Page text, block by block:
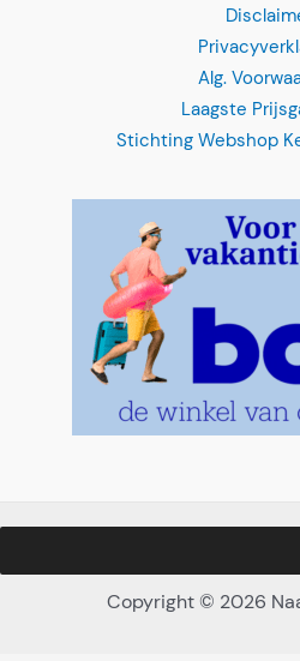
Alg.
Laagste
Stichting Webshop
Copyright © 2026